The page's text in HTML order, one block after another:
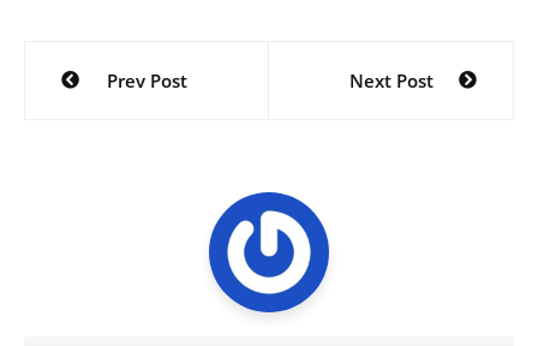
Navegación
Prev Post Next Post